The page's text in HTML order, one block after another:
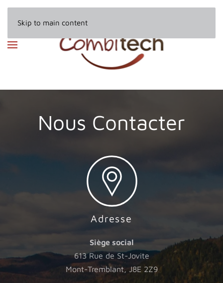
Skip to main content
Nous Contacter
Adresse
Siège social
613 Rue de St-Jovite
Mont-Tremblant, J8E 2Z9